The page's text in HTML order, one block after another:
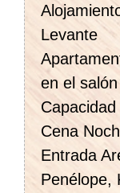
Levante
en el salón
Cena
Entrada
Penélope,